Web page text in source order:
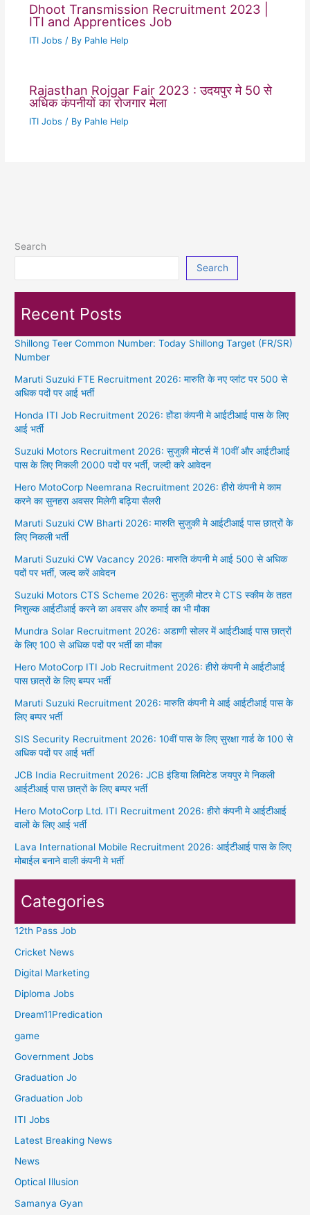
Dhoot Transmission Recruitment 2023 |
ITI and Apprentices Job
ITI Jobs / By Pahle Help
Rajasthan Rojgar Fair 2023 : उदयपुर मे 50 से
अधिक कंपनीयों का रोजगार मेला
ITI Jobs / By Pahle Help
Search
Search
Recent Posts
Shillong Teer Common Number: Today Shillong Target (FR/SR)
Number
Maruti Suzuki FTE Recruitment 2026: मारुति के नए प्लांट पर 500 से
अधिक पदों पर आई भर्ती
Honda ITI Job Recruitment 2026: होंडा कंपनी मे आईटीआई पास के लिए
आई भर्ती
Suzuki Motors Recruitment 2026: सुजुकी मोटर्स में 10वीं और आईटीआई
पास के लिए निकली 2000 पदों पर भर्ती, जल्दी करे आवेदन
Hero MotoCorp Neemrana Recruitment 2026: हीरो कंपनी मे काम
करने का सुनहरा अवसर मिलेगी बढ़िया सैलरी
Maruti Suzuki CW Bharti 2026: मारुति सुजुकी मे आईटीआई पास छात्रों के
लिए निकली भर्ती
Maruti Suzuki CW Vacancy 2026: मारुति कंपनी मे आई 500 से अधिक
पदों पर भर्ती, जल्द करें आवेदन
Suzuki Motors CTS Scheme 2026: सुजुकी मोटर मे CTS स्कीम के तहत
निशुल्क आईटीआई करने का अवसर और कमाई का भी मौका
Mundra Solar Recruitment 2026: अडाणी सोलर में आईटीआई पास छात्रों
के लिए 100 से अधिक पदों पर भर्ती का मौका
Hero MotoCorp ITI Job Recruitment 2026: हीरो कंपनी मे आईटीआई
पास छात्रों के लिए बम्पर भर्ती
Maruti Suzuki Recruitment 2026: मारुति कंपनी मे आई आईटीआई पास के
लिए बम्पर भर्ती
SIS Security Recruitment 2026: 10वीं पास के लिए सुरक्षा गार्ड के 100 से
अधिक पदों पर आई भर्ती
JCB India Recruitment 2026: JCB इंडिया लिमिटेड जयपुर मे निकली
आईटीआई पास छात्रों के लिए बम्पर भर्ती
Hero MotoCorp Ltd. ITI Recruitment 2026: हीरो कंपनी मे आईटीआई
वालों के लिए आई भर्ती
Lava International Mobile Recruitment 2026: आईटीआई पास के लिए
मोबाईल बनाने वाली कंपनी मे भर्ती
Categories
12th Pass Job
Cricket News
Digital Marketing
Diploma Jobs
Dream11Predication
game
Government Jobs
Graduation Jo
Graduation Job
ITI Jobs
Latest Breaking News
News
Optical Illusion
Samanya Gyan